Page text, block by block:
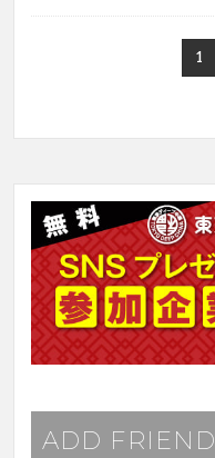
1
ADD FRIEND